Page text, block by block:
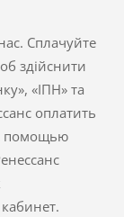
Сплачуйте
здійснити
«ІПН» та
оплатить
помощью